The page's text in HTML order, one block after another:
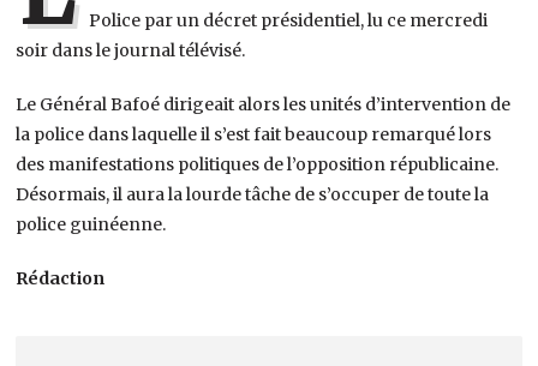
Police par un décret présidentiel, lu ce mercredi
soir dans le journal télévisé.
Le Général Bafoé dirigeait alors les unités d’intervention de
la police dans laquelle il s’est fait beaucoup remarqué lors
des manifestations politiques de l’opposition républicaine.
Désormais, il aura la lourde tâche de s’occuper de toute la
police guinéenne.
Rédaction